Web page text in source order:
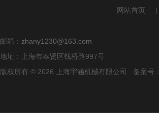
网站首页 |
邮箱： zhany1230@163.com
地址：上海市奉贤区钱桥路997号
版权所有 © 2026 上海宇涵机械有限公司 备案号：